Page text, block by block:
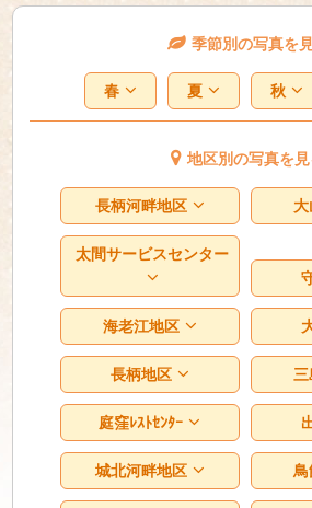
季節別の写真を
春 夏 秋
地区別の写真を見
長柄河畔地区
太間サービスセンター
海老江地区
長柄地区
庭窪ﾚｽﾄｾﾝﾀｰ
城北河畔地区 鳥